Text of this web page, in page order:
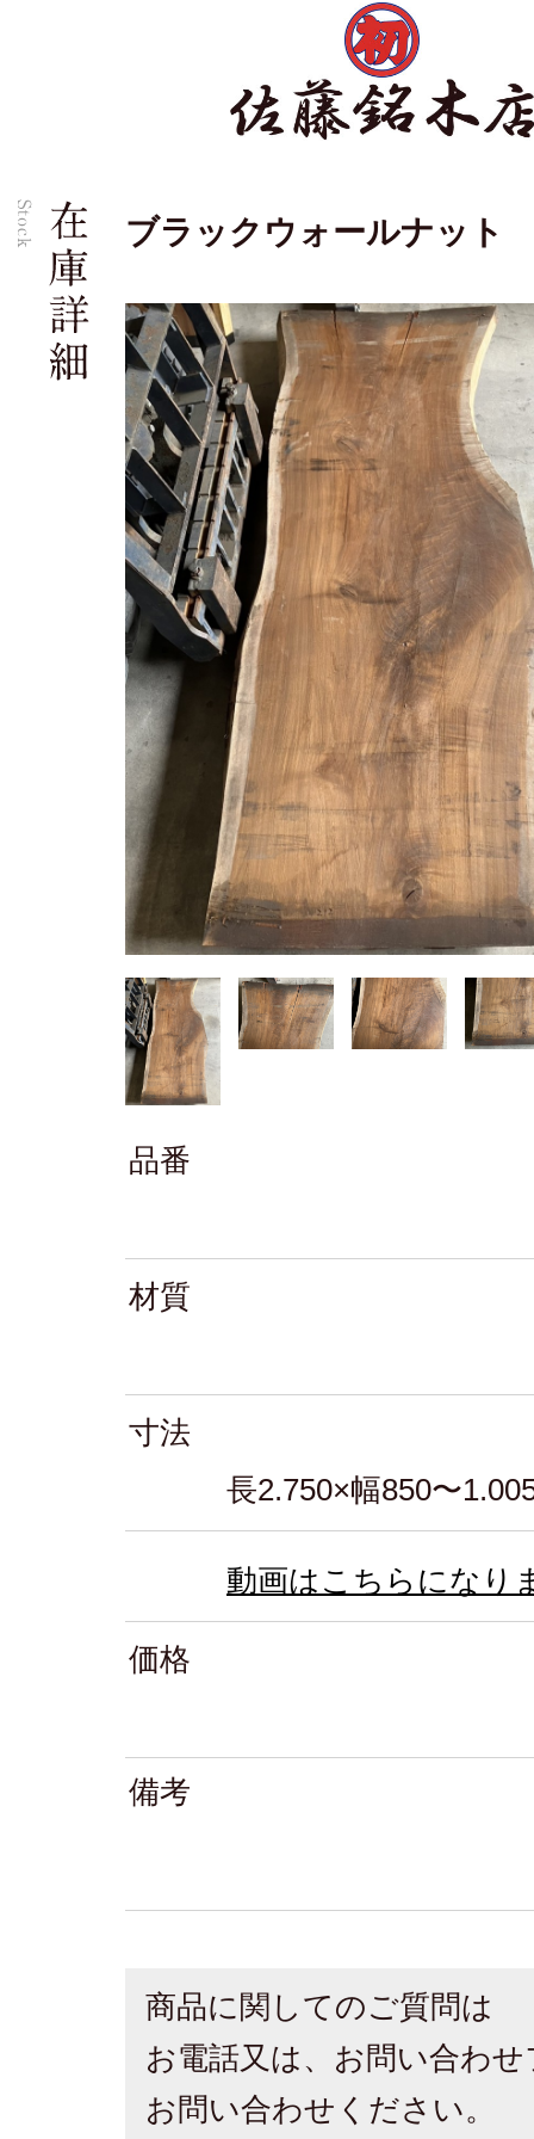
ブラックウォールナット
品番
材質
寸法
長2.750×幅850〜
動画はこちらになり
価格
備考
商品に関してのご質問は
お電話又は、お問い合わ
お問い合わせください。